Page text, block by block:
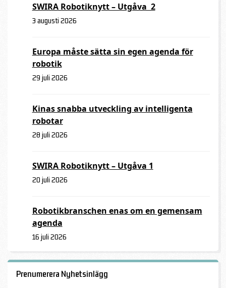
SWIRA Robotiknytt – Utgåva 2
3 augusti 2026
Europa måste sätta sin egen agenda för
robotik
29 juli 2026
Kinas snabba utveckling av intelligenta
robotar
28 juli 2026
SWIRA Robotiknytt – Utgåva 1
20 juli 2026
Robotikbranschen enas om en gemensam
agenda
16 juli 2026
Prenumerera Nyhetsinlägg